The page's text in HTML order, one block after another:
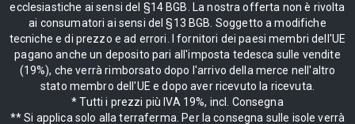
ecclesiastiche ai sensi del §14 BGB. La nostra offerta non è rivolta
ai consumatori ai sensi del §13 BGB. Soggetto a modifiche
tecniche e di prezzo e ad errori. I fornitori dei paesi membri dell'UE
pagano anche un deposito pari all'imposta tedesca sulle vendite
(19%), che verrà rimborsato dopo l'arrivo della merce nell'altro
stato membro dell'UE e dopo aver ricevuto la ricevuta.
* Tutti i prezzi più IVA 19%, incl. Consegna
** Si applica solo alla terraferma. Per la consegna sulle isole verrà